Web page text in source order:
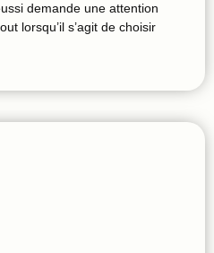
demande une attention
lorsqu’il s’agit de choisir